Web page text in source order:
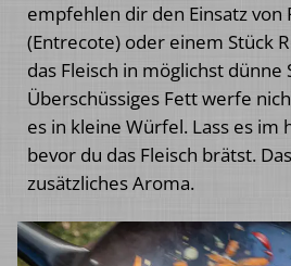
empfehlen dir den Einsatz von
(Entrecote) oder einem Stück
das Fleisch in möglichst dünne
Überschüssiges Fett werfe
es in kleine Würfel. Lass es im
bevor du das Fleisch brätst.
zusätzliches Aroma.